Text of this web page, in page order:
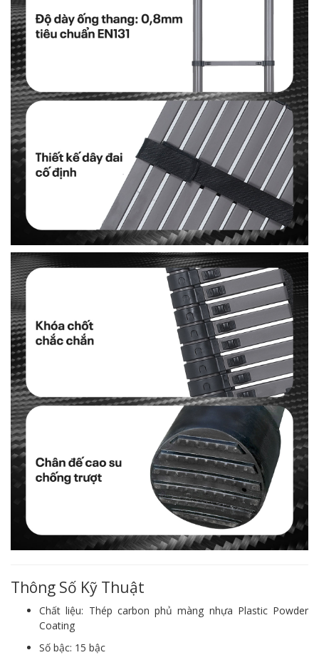
Thông Số Kỹ Thuật
Chất liệu: Thép carbon phủ màng nhựa Plastic Powder
Coating
Số bậc: 15 bậc